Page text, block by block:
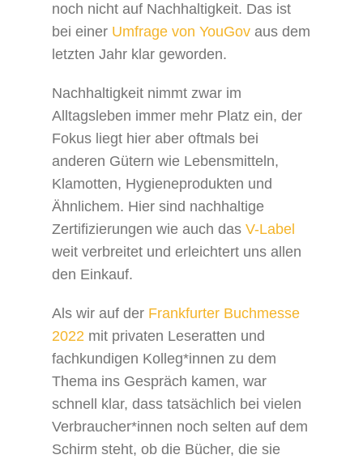
noch nicht auf Nachhaltigkeit. Das ist
bei einer Umfrage von YouGov aus dem
letzten Jahr klar geworden.
Nachhaltigkeit nimmt zwar im
Alltagsleben immer mehr Platz ein, der
Fokus liegt hier aber oftmals bei
anderen Gütern wie Lebensmitteln,
Klamotten, Hygieneprodukten und
Ähnlichem. Hier sind nachhaltige
Zertifizierungen wie auch dasV-Label
weit verbreitet und erleichtert uns allen
den Einkauf.
Als wir auf der Frankfurter Buchmesse
2022 mit privaten Leseratten und
fachkundigen Kolleg*innen zu dem
Thema ins Gespräch kamen, war
schnell klar, dass tatsächlich bei vielen
Verbraucher*innen noch selten auf dem
Schirm steht, ob die Bücher, die sie